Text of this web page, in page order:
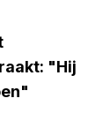
"Hij